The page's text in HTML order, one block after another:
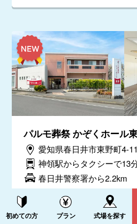
パルモ葬祭 かぞくホール
愛知県春日井市東野町4-
神領駅からタクシーで13
春日井警察署から2.2km
電話をかける
資料請求する
初めての方 プラン 式場を探す